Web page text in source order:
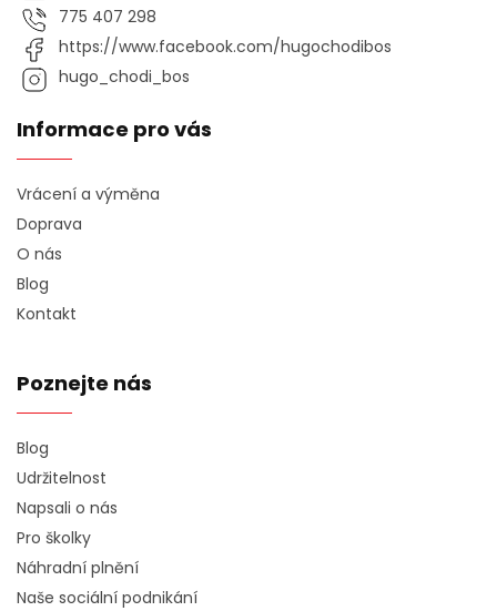
775 407 298
https://www.facebook.com/hugochodibos
hugo_chodi_bos
Informace pro vás
Vrácení a výměna
Doprava
O nás
Blog
Kontakt
Poznejte nás
Blog
Udržitelnost
Napsali o nás
Pro školky
Náhradní plnění
Naše sociální podnikání